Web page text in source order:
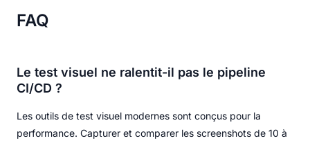
FAQ
Le test visuel ne ralentit-il pas le pipeline
CI/CD ?
Les outils de test visuel modernes sont conçus pour la
performance. Capturer et comparer les screenshots de 10 à